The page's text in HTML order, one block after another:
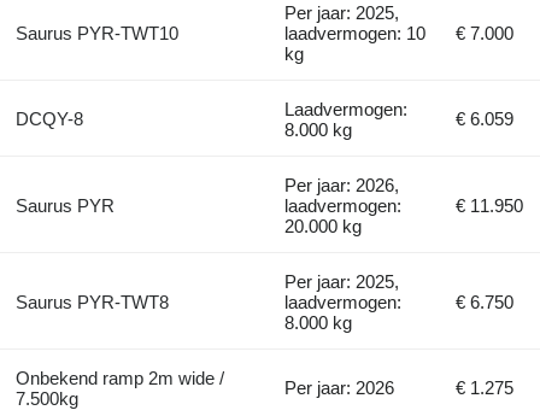
Saurus PYR-TWT10
Per jaar: 2025,
laadvermogen: 10
kg
€ 7.000
DCQY-8
Laadvermogen:
8.000 kg
€ 6.059
Saurus PYR
Per jaar: 2026,
laadvermogen:
20.000 kg
€ 11.950
Saurus PYR-TWT8
Per jaar: 2025,
laadvermogen:
8.000 kg
€ 6.750
Onbekend ramp 2m wide /
7.500kg
Per jaar: 2026 € 1.275